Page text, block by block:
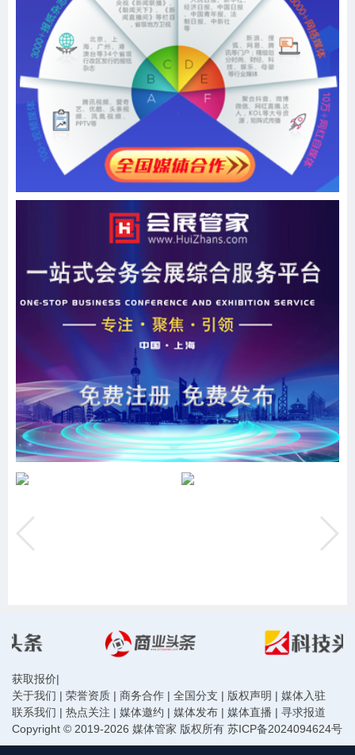
获取报价|
关于我们 | 荣誉资质 | 商务合作 | 全国分支 | 版权声明 | 媒体入驻
联系我们 | 热点关注 | 媒体邀约 | 媒体发布 | 媒体直播 | 寻求报道
Copyright © 2019-2026 媒体管家 版权所有 苏ICP备2024094624号